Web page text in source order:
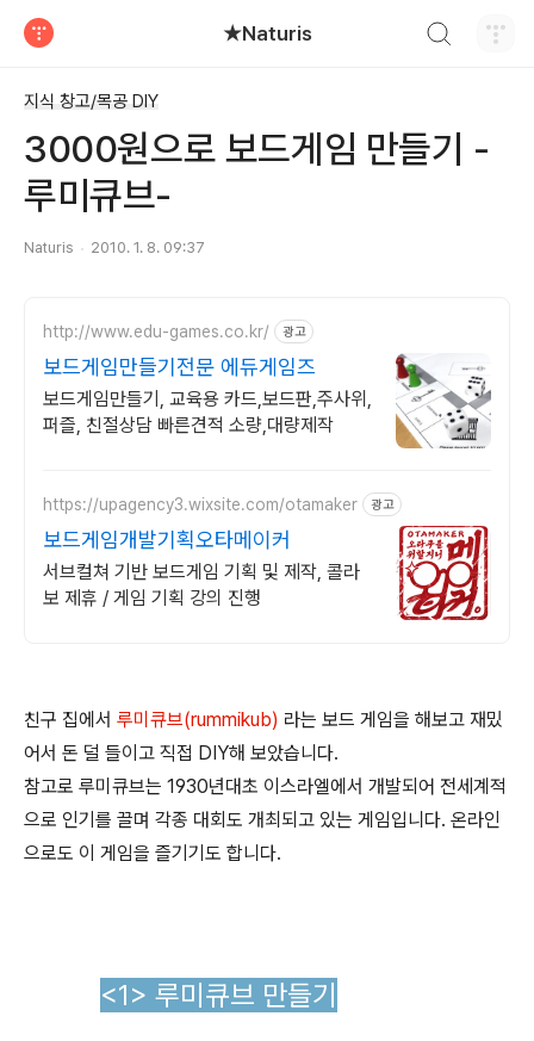
★Naturis
지식 창고/목공 DIY
3000원으로 보드게임 만들기 -
루미큐브-
Naturis 2010. 1. 8. 09:37
http://www.edu-games.co.kr/ 광고
보드게임만들기전문 에듀게임즈
보드게임만들기, 교육용 카드,보드판,주사위,
퍼즐, 친절상담 빠른견적 소량,대량제작
https://upagency3.wixsite.com/otamaker 광고
보드게임개발기획오타메이커
서브컬쳐 기반 보드게임 기획 및 제작, 콜라
보 제휴 / 게임 기획 강의 진행
친구 집에서 루미큐브(rummikub) 라는 보드 게임을 해보고 재밌
어서 돈 덜 들이고 직접 DIY해 보았습니다.
참고로 루미큐브는 1930년대초 이스라엘에서 개발되어 전세계적
으로 인기를 끌며 각종 대회도 개최되고 있는 게임입니다. 온라인
으로도 이 게임을 즐기기도 합니다.
<1> 루미큐브 만들기